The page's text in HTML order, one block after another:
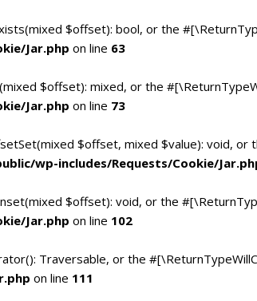
$offset): bool, or the
Jar.php on line 63
$offset): mixed, or the
Jar.php on line 73
$offset, mixed $value): void, or
wp-includes/Requests/Cookie/
$offset): void, or the
Jar.php on line 102
Traversable, or the
on line 111